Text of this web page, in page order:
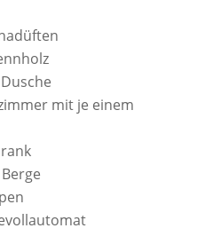
mit je einem